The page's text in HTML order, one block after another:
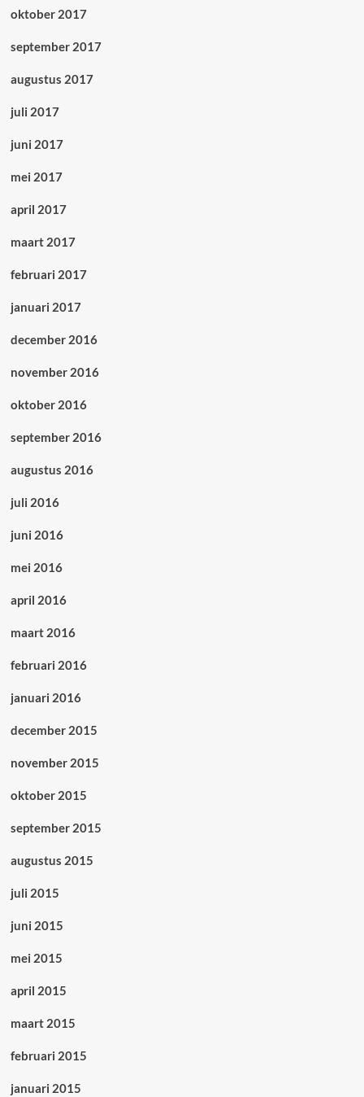
oktober 2017
september 2017
augustus 2017
juli 2017
juni 2017
mei 2017
april 2017
maart 2017
februari 2017
januari 2017
december 2016
november 2016
oktober 2016
september 2016
augustus 2016
juli 2016
juni 2016
mei 2016
april 2016
maart 2016
februari 2016
januari 2016
december 2015
november 2015
oktober 2015
september 2015
augustus 2015
juli 2015
juni 2015
mei 2015
april 2015
maart 2015
februari 2015
januari 2015